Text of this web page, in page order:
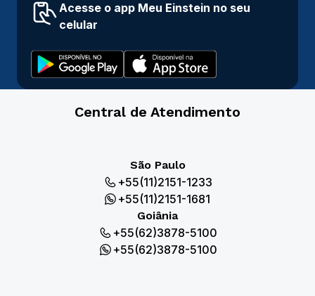
Acesse o app Meu Einstein no seu
celular
Central de Atendimento
São Paulo
+55(11)2151-1233
+55(11)2151-1681
Goiânia
+55(62)3878-5100
+55(62)3878-5100